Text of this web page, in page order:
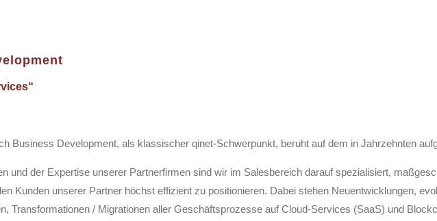
Business Development, als klassischer qinet-Schwerpunkt, beruht auf dem in Jahrzehnten
und der Expertise unserer Partnerfirmen sind wir im Salesbereich darauf spezialisiert,
Kunden unserer Partner höchst effizient zu positionieren. Dabei stehen Neuentwicklungen,
Transformationen / Migrationen aller Geschäftsprozesse auf Cloud-Services (SaaS) und